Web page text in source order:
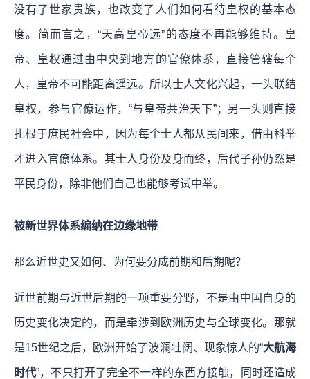
没有了世家贵族，也改变了人们如何看待皇权的基本态
度。简而言之，“天高皇帝远”的态度不再能够维持。皇
帝、皇权通过由中央到地方的官僚体系，直接管辖每个
人，皇帝不可能距离遥远。所以士人文化兴起，一头联结
皇权，参与官僚运作，“与皇帝共治天下”；另一头则直接
扎根于庶民社会中，因为每个士人都从民间来，借由科举
才进入官僚体系。其士人身份及身而终，后代子孙仍然是
平民身份，除非他们自己也能够考试中举。
被新世界体系编纳在边缘地带
那么近世史又如何、为何要分成前期和后期呢？
近世前期与近世后期的一项重要分野，不是由中国自身的
历史变化决定的，而是牵涉到欧洲历史与全球变化。那就
是15世纪之后，欧洲开始了波澜壮阔、现象惊人的“大航海
时代”，不只打开了完全不一样的东西方接触，同时还造成